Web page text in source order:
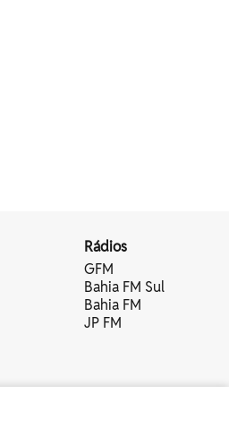
Rádios
GFM
Bahia FM Sul
Bahia FM
JP FM